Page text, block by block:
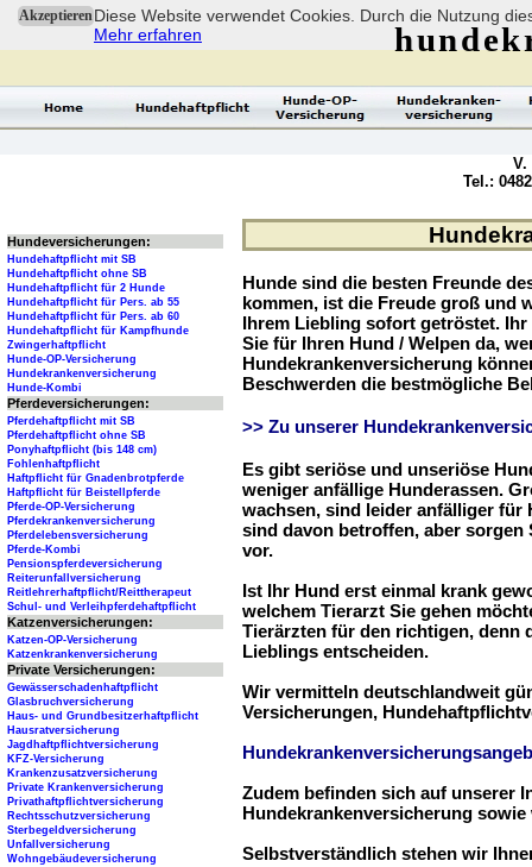
AkzeptierenDiese Website verwendet Cookies. Durch die Nutzung
Mehr erfahren
Hunde sind die besten Freunde
kommen, ist die Freude groß und
Ihrem Liebling sofort getröstet.
Sie für Ihren Hund / Welpen da,
Hundekrankenversicherung
Beschwerden die bestmögliche
>> Zu unserer
Es gibt seriöse und unseriöse
weniger anfällige Hunderassen.
wachsen, sind leider anfälliger für
sind davon betroffen, aber sorgen
vor.
Ist Ihr Hund erst einmal krank
welchem Tierarzt Sie gehen
Tierärzten für den richtigen, denn
Lieblings entscheiden.
Wir vermitteln deutschlandweit
Versicherungen,
Zudem befinden sich auf unserer
Hundekrankenversicherung
Selbstverständlich stehen wir
Hundeversicherungen:
Hundehaftpflicht mit SB
Hundehaftpflicht ohne SB
Hundehaftpflicht für 2 Hunde
Hundehaftpflicht für Pers. ab 55
Hundehaftpflicht für Pers. ab 60
Hundehaftpflicht für Kampfhunde
Zwingerhaftpflicht
Hunde-OP-Versicherung
Hundekrankenversicherung
Hunde-Kombi
Pferdeversicherungen:
Pferdehaftpflicht mit SB
Pferdehaftpflicht ohne SB
Ponyhaftpflicht (bis 148 cm)
Fohlenhaftpflicht
Haftpflicht für Gnadenbrotpferde
Haftpflicht für Beistellpferde
Pferde-OP-Versicherung
Pferdekrankenversicherung
Pferdelebensversicherung
Pferde-Kombi
Pensionspferdeversicherung
Reiterunfallversicherung
Reitlehrerhaftpflicht/Reittherapeut
Schul- und Verleihpferdehaftpflicht
Katzenversicherungen:
Katzen-OP-Versicherung
Katzenkrankenversicherung
Private Versicherungen:
Gewässerschadenhaftpflicht
Glasbruchversicherung
Haus- und Grundbesitzerhaftpflicht
Hausratversicherung
Jagdhaftpflichtversicherung
KFZ-Versicherung
Krankenzusatzversicherung
Private Krankenversicherung
Privathaftpflichtversicherung
Rechtsschutzversicherung
Sterbegeldversicherung
Unfallversicherung
Wohngebäudeversicherung
V.
Tel.: